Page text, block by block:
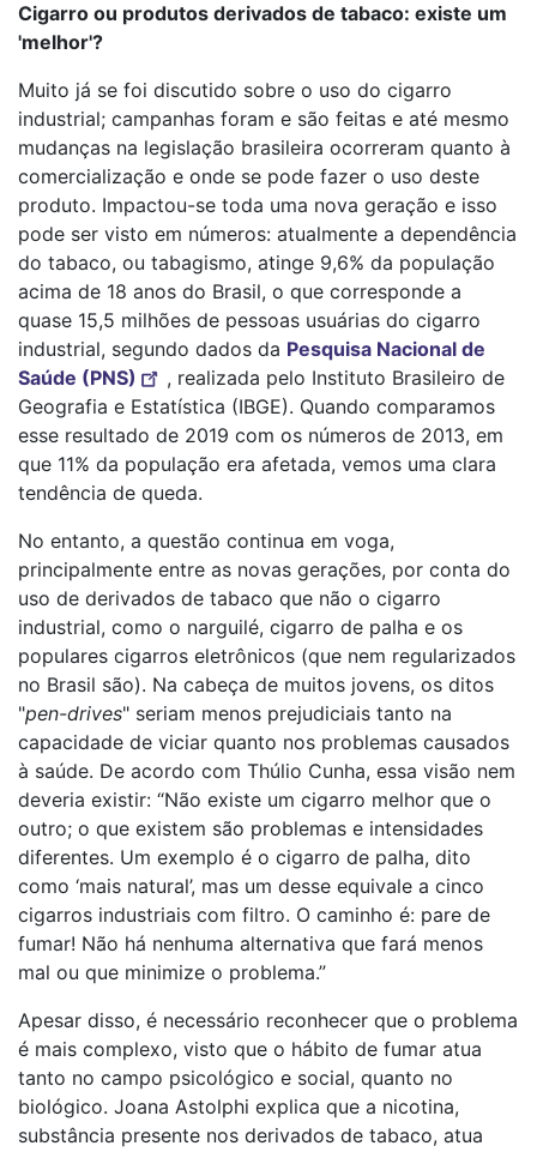
Cigarro ou produtos derivados de tabaco: existe um
'melhor'?
Muito já se foi discutido sobre o uso do cigarro
industrial; campanhas foram e são feitas e até mesmo
mudanças na legislação brasileira ocorreram quanto à
comercialização e onde se pode fazer o uso deste
produto. Impactou-se toda uma nova geração e isso
pode ser visto em números: atualmente a dependência
do tabaco, ou tabagismo, atinge 9,6% da população
acima de 18 anos do Brasil, o que corresponde a
quase 15,5 milhões de pessoas usuárias do cigarro
industrial, segundo dados da Pesquisa Nacional de
Saúde (PNS)
, realizada pelo Instituto Brasileiro de
Geografia e Estatística (IBGE). Quando comparamos
esse resultado de 2019 com os números de 2013, em
que 11% da população era afetada, vemos uma clara
tendência de queda.
No entanto, a questão continua em voga,
principalmente entre as novas gerações, por conta do
uso de derivados de tabaco que não o cigarro
industrial, como o narguilé, cigarro de palha e os
populares cigarros eletrônicos (que nem regularizados
no Brasil são). Na cabeça de muitos jovens, os ditos
"pen-drives" seriam menos prejudiciais tanto na
capacidade de viciar quanto nos problemas causados
à saúde. De acordo com Thúlio Cunha, essa visão nem
deveria existir: “Não existe um cigarro melhor que o
outro; o que existem são problemas e intensidades
diferentes. Um exemplo é o cigarro de palha, dito
como ‘mais natural’, mas um desse equivale a cinco
cigarros industriais com filtro. O caminho é: pare de
fumar! Não há nenhuma alternativa que fará menos
mal ou que minimize o problema.”
Apesar disso, é necessário reconhecer que o problema
é mais complexo, visto que o hábito de fumar atua
tanto no campo psicológico e social, quanto no
biológico. Joana Astolphi explica que a nicotina,
substância presente nos derivados de tabaco, atua